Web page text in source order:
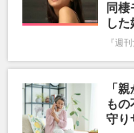
同
した
『週
「
もの
守り